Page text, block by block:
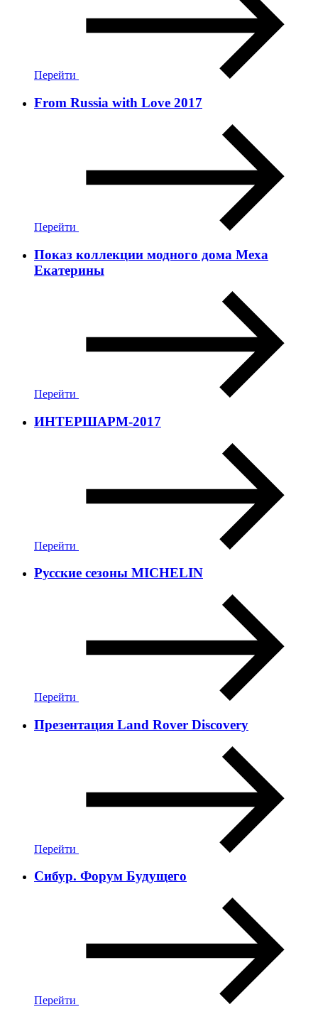
Перейти
From Russia with Love 2017
Перейти
Показ коллекции модного дома Меха
Екатерины
Перейти
ИНТЕРШАРМ-2017
Перейти
Русские сезоны MICHELIN
Перейти
Презентация Land Rover Discovery
Перейти
Сибур. Форум Будущего
Перейти